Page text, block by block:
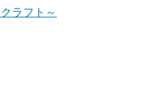
ラフト～